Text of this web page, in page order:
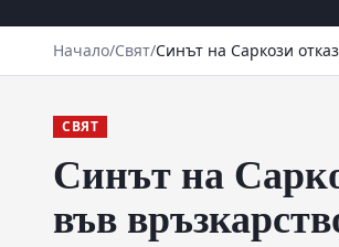
Начало/Свят/Синът на Саркози
СВЯТ
Синът на
във